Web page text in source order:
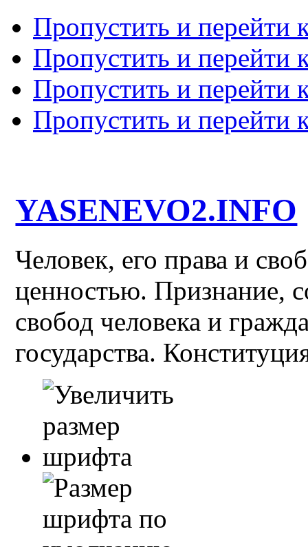
Пропустить и перейти
Пропустить и перейти
Пропустить и перейти
Пропустить и перейти
YASENEVO2.INFO
Человек, его права и
ценностью. Признание,
свобод человека и
государства.